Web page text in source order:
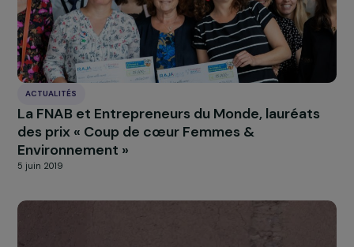
Explorer les actualités
Interview de Farooq Yousaf et Hareer